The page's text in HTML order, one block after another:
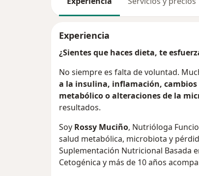
Experiencia
¿Sientes que haces dieta, te
No siempre es falta de voluntad.
a la insulina, inflamación,
metabólico o alteraciones de la
resultados.
Soy Rossy Muciño, Nutrióloga
salud metabólica, microbiota y
Suplementación Nutricional Basada
Cetogénica y más de 10 años